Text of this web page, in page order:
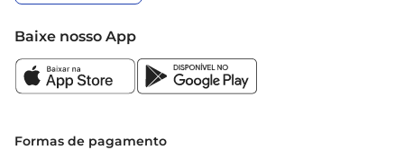
Baixe nosso App
Formas de pagamento